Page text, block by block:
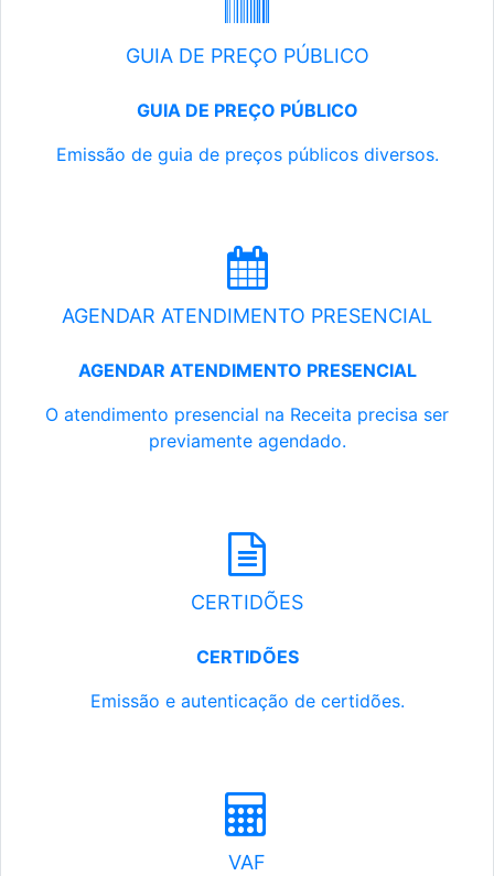
GUIA DE PREÇO PÚBLICO
GUIA DE PREÇO PÚBLICO
Emissão de guia de preços públicos diversos.
AGENDAR ATENDIMENTO PRESENCIAL
AGENDAR ATENDIMENTO PRESENCIAL
O atendimento presencial na Receita precisa ser
previamente agendado.
CERTIDÕES
CERTIDÕES
Emissão e autenticação de certidões.
VAF